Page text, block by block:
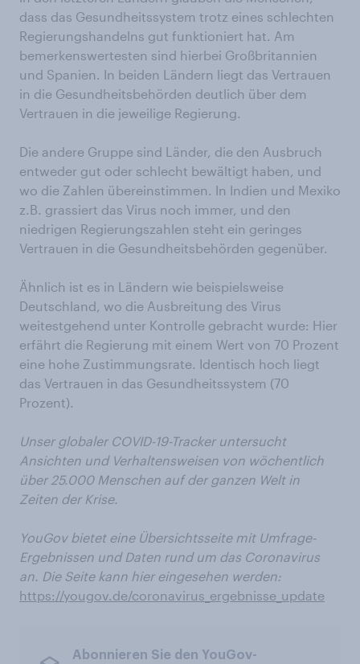
dass das Gesundheitssystem trotz eines schlechten
Regierungshandelns gut funktioniert hat. Am
bemerkenswertesten sind hierbei Großbritannien
und Spanien. In beiden Ländern liegt das Vertrauen
in die Gesundheitsbehörden deutlich über dem
Vertrauen in die jeweilige Regierung.
Die andere Gruppe sind Länder, die den Ausbruch
entweder gut oder schlecht bewältigt haben, und
wo die Zahlen übereinstimmen. In Indien und Mexiko
z.B. grassiert das Virus noch immer, und den
niedrigen Regierungszahlen steht ein geringes
Vertrauen in die Gesundheitsbehörden gegenüber.
Ähnlich ist es in Ländern wie beispielsweise
Deutschland, wo die Ausbreitung des Virus
weitestgehend unter Kontrolle gebracht wurde: Hier
erfährt die Regierung mit einem Wert von 70 Prozent
eine hohe Zustimmungsrate. Identisch hoch liegt
das Vertrauen in das Gesundheitssystem (70
Prozent).
Unser globaler COVID-19-Tracker untersucht
Ansichten und Verhaltensweisen von wöchentlich
über 25.000 Menschen auf der ganzen Welt in
Zeiten der Krise.
YouGov bietet eine Übersichtsseite mit Umfrage-
Ergebnissen und Daten rund um das Coronavirus
an. Die Seite kann hier eingesehen werden:
https://yougov.de/coronavirus_ergebnisse_update
Abonnieren Sie den YouGov-